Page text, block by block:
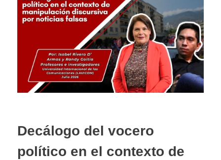
Decálogo del vocero
político en el contexto de